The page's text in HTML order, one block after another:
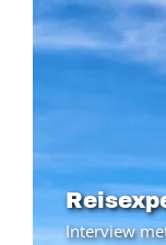
Interview